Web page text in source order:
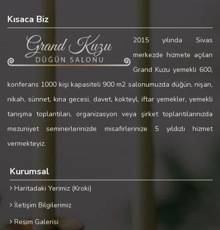
Kısaca Biz
2015 yılında Sivas
merkezde hizmete açılan
Grand Kuzu yemekli 600,
konferans 1000 kişi kapasiteli 900 m2 salonumuzda düğün, nişan,
nikah, sünnet, kına gecesi, davet, kokteyl, iftar yemekler, yemekli
tanışma toplantıları, organizasyon veya şirket toplantılarınızda
mezuniyet seminerlerinizde misafirlerinize 5 yıldızlı hizmet
vermekteyiz.
Kurumsal
Haritadaki Yerimiz (Kroki)
İletişim Bilgilerimiz
Resim Galerisi